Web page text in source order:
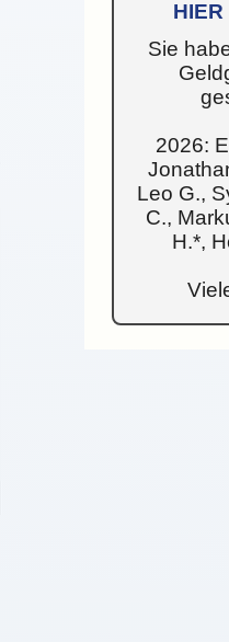
HIER
Sie
2026:
Leo G.,
C.,
H.*,